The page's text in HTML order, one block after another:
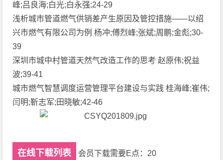
峰;吕良海;白光;白永强;24-29
浅析城市管道燃气供销差产生原因及管控措施——以绍
兴市燃气有限公司为例 杨冲;傅烈峰;张斌;周鹏;金彪;30-
39
深圳市城中村管道天然气改造工作的思考 赵原伟;祝益
波;39-41
城市燃气智慧调度运营管理平台建设与实践 桂海峰;崔伟;
闫明;靳志军;田晓敏;42-46
在线下载列表 会员下载需要E点：20